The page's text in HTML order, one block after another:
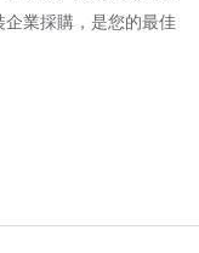
企業採購，是您的最佳